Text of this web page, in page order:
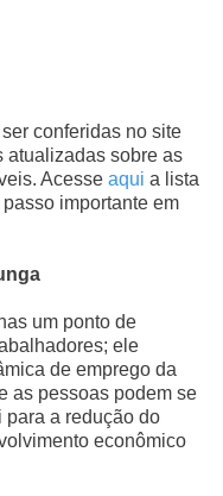
conferidas no site
atualizadas sobre as
Acesseaqui a lista
importante em
um ponto de
ele
de emprego da
as pessoas podem se
para a redução do
econômico